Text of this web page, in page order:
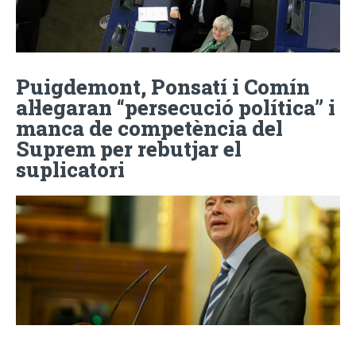
Puigdemont, Ponsatí i Comín
al·legaran “persecució política” i
manca de competència del
Suprem per rebutjar el
suplicatori